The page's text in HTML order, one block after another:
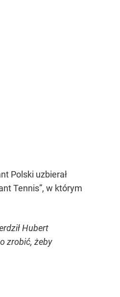
Polski uzbierał
Tennis”, w którym
Hubert
zrobić, żeby